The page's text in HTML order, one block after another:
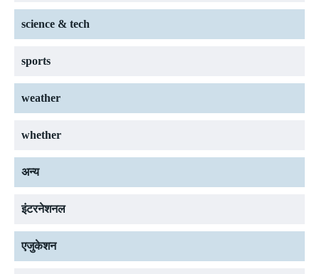
science & tech
sports
weather
whether
अन्य
इंटरनेशनल
एजुकेशन